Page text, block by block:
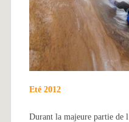
Eté 2012
Durant la majeure partie de